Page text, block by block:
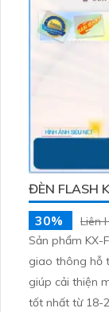
ĐÈN FLASH
30%
Liên
Sản phẩm KX-
giao thông hỗ
giúp cải thiện
tốt nhất từ 18-